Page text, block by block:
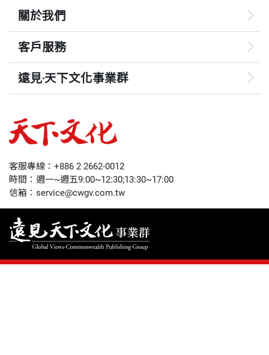
關於我們
客戶服務
遠見‧天下文化事業群
哈佛商業評論
50+
領導影響力學院
1號課堂
未來親子
客服專線：+886 2 2662-0012
時間：週一~週五9:00~12:30;13:30~17:00
信箱：service@cwgv.com.tw